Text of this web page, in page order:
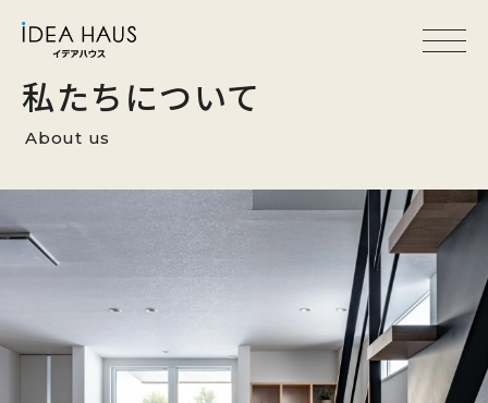
私たちについて
About us